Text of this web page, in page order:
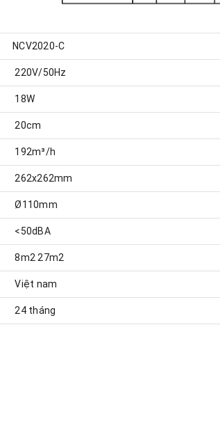
NCV2020-C
220V/50Hz
18W
20cm
192m³/h
262x262mm
Ø110mm
<50dBA
8m2 27m2
Việt nam
24 tháng